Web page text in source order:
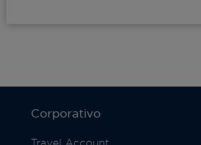
Corporativo